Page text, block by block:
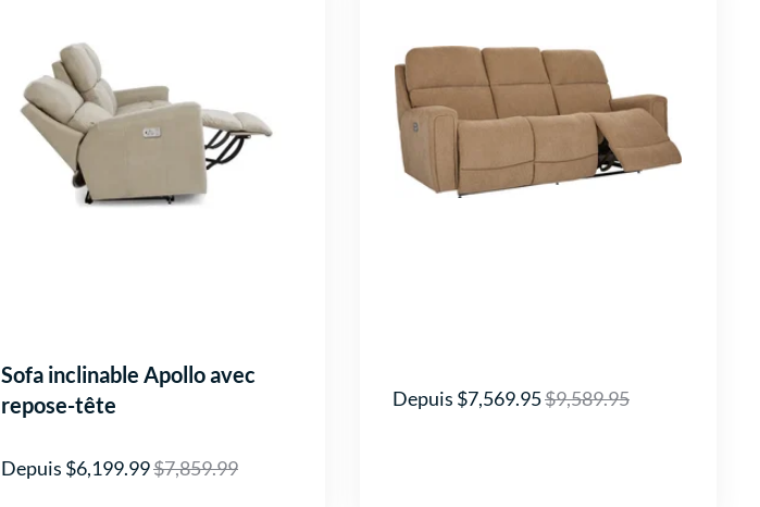
Sofa inclinable Apollo avec
repose-tête
Depuis $6,199.99$7,859.99
Depuis $7,569.95$9,589.95